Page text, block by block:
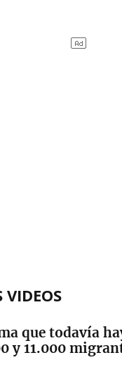
VIDEOS
que todavía
y 11.000